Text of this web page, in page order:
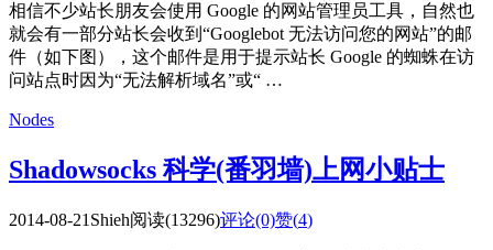
相信不少站长朋友会使用 Google 的网站管理员工具，自然也
就会有一部分站长会收到“Googlebot 无法访问您的网站”的邮
件（如下图），这个邮件是用于提示站长 Google 的蜘蛛在访
问站点时因为“无法解析域名”或“ …
Nodes
Shadowsocks 科学(番羽墙)上网小贴士
2014-08-21 Shieh阅读(13296)评论(0)赞(4)